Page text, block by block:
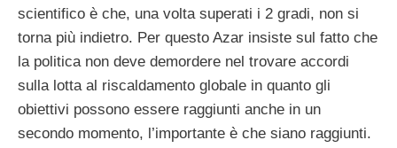
scientifico è che, una volta superati i 2 gradi, non si
torna più indietro. Per questo Azar insiste sul fatto che
la politica non deve demordere nel trovare accordi
sulla lotta al riscaldamento globale in quanto gli
obiettivi possono essere raggiunti anche in un
secondo momento, l’importante è che siano raggiunti.